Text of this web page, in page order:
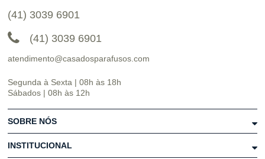
(41) 3039 6901
(41) 3039 6901
atendimento@casadosparafusos.com
Segunda à Sexta | 08h às 18h
Sábados | 08h às 12h
SOBRE NÓS
INSTITUCIONAL